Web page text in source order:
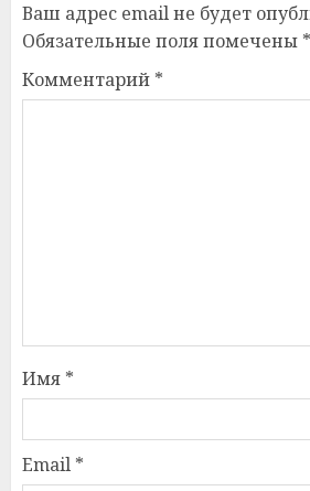
Ваш адрес email не будет
Обязательные поля помечены *
Комментарий *
Имя *
Email *